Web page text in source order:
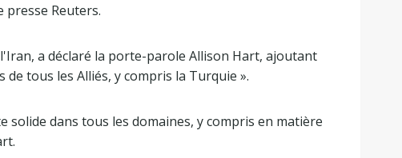
Reuters.
a déclaré la porte-parole Allison Hart, ajoutant
tous les Alliés, y compris la Turquie ».
dans tous les domaines, y compris en matière